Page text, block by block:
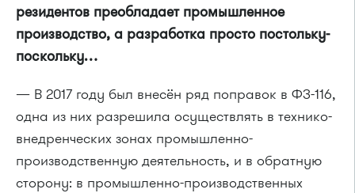
резидентов преобладает промышленное
производство, а разработка просто постольку-
поскольку…
— В 2017 году был внесён ряд поправок в ФЗ-116,
одна из них разрешила осуществлять в технико-
внедренческих зонах промышленно-
производственную деятельность, и в обратную
сторону: в промышленно-производственных